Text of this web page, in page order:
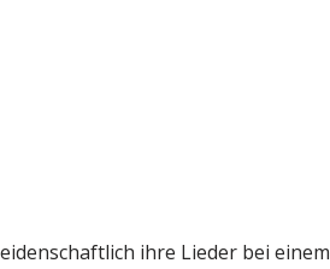
ihre Lieder bei einem